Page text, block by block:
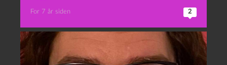
For 7 år siden 2